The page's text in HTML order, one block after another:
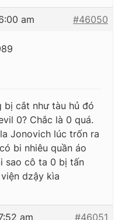
am #46050
bị cắt như tàu hủ đó
0? Chắc là 0 quá.
Jonovich lúc trốn ra
bi nhiêu quần áo
sao cô ta 0 bị tấn
dzậy kìa
am #46051